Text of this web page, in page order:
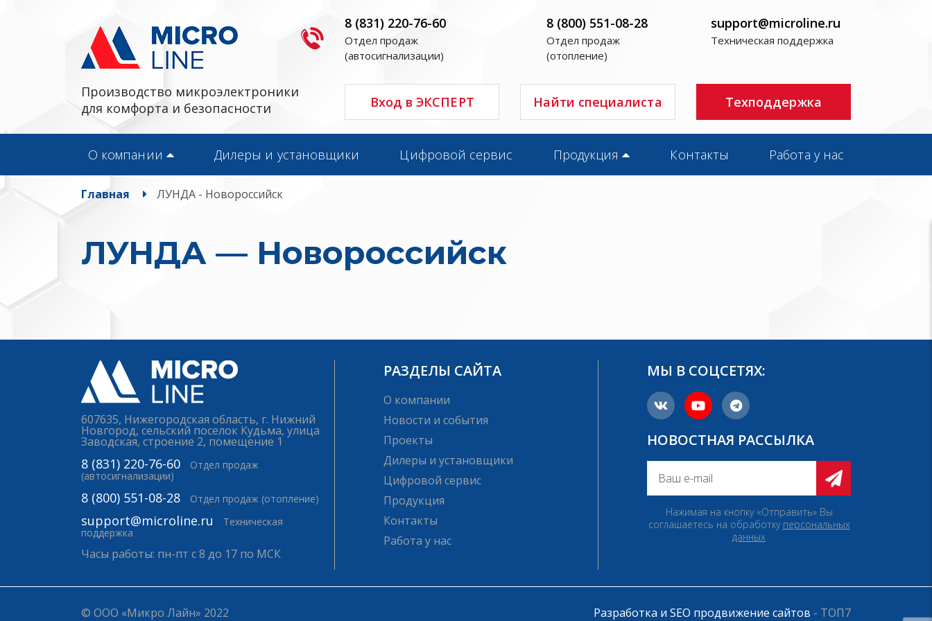
Производство микроэлектроники
для комфорта и безопасности
8 (831) 220-76-60
Отдел продаж
(автосигнализации)
8 (800) 551-08-28
Отдел продаж
(отопление)
support@microline.ru
Техническая поддержка
Вход в ЭКСПЕРТ Найти специалиста Техподдержка
О компании Дилеры и установщики Цифровой сервис Продукция Контакты Работа у нас
Главная ЛУНДА - Новороссийск
ЛУНДА — Новороссийск
607635, Нижегородская область, г. Нижний
Новгород, сельский поселок Кудьма, улица
Заводская, строение 2, помещение 1
8 (831) 220-76-60
Отдел продаж
(автосигнализации)
8 (800) 551-08-28 Отдел продаж (отопление)
support@microline.ru
Техническая
поддержка
Часы работы: пн-пт с 8 до 17 по МСК
РАЗДЕЛЫ САЙТА
О компании
Новости и события
Проекты
Дилеры и установщики
Цифровой сервис
Продукция
Контакты
Работа у нас
МЫ В СОЦСЕТЯХ:
НОВОСТНАЯ РАССЫЛКА
Нажимая на кнопку «Отправить» Вы
соглашаетесь на обработку персональных
данных
© ООО «Микро Лайн» 2022 Разработка и SEO продвижение сайтов - ТОП7